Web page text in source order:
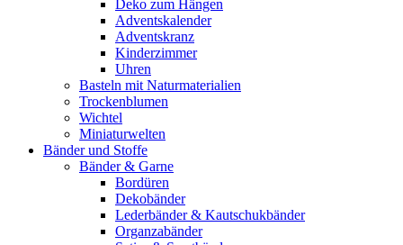
Deko zum Hängen
Adventskalender
Adventskranz
Kinderzimmer
Uhren
Basteln mit Naturmaterialien
Trockenblumen
Wichtel
Miniaturwelten
Bänder und Stoffe
Bänder & Garne
Bordüren
Dekobänder
Lederbänder & Kautschukbänder
Organzabänder